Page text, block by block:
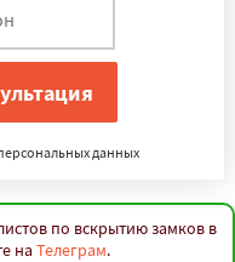
данных
по вскрытию замков в
на Телеграм.